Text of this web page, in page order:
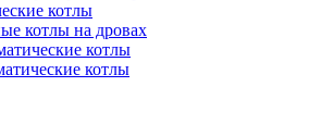
котлы
котлы на дровах
котлы
котлы